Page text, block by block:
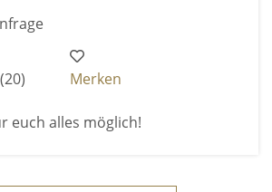
(20)
Merken
euch alles möglich!